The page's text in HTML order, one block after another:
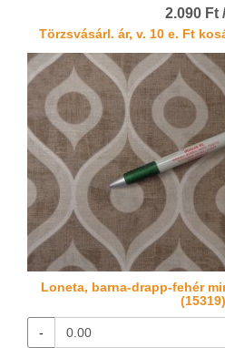
2.090 Ft
Törzsvásárl. ár, v. 10 e. Ft
Loneta, barna-drapp-fehér
(15319)
-